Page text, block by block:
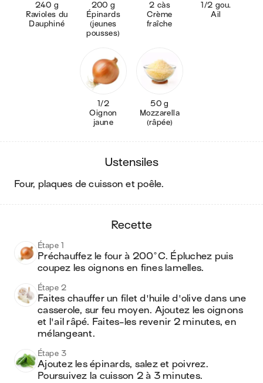
240 g
Ravioles du
Dauphiné
200 g
Épinards
(jeunes
pousses)
2 càs
Crème
fraîche
1/2 gou.
Ail
1/2
Oignon
jaune
50 g
Mozzarella
(râpée)
ustensiles
four, plaques de cuisson et poêle.
recette
Étape 1
Préchauffez le four à 200°C. Épluchez puis
coupez les oignons en fines lamelles.
Étape 2
Faites chauffer un filet d'huile d'olive dans une
casserole, sur feu moyen. Ajoutez les oignons
et l'ail râpé. Faites-les revenir 2 minutes, en
mélangeant.
Étape 3
Ajoutez les épinards, salez et poivrez.
Poursuivez la cuisson 2 à 3 minutes.